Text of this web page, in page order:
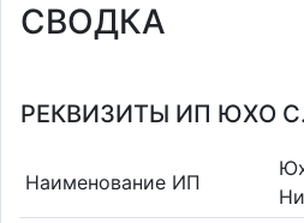
СВОДКА
РЕКВИЗИТЫ ИП ЮХО
Наименование ИП